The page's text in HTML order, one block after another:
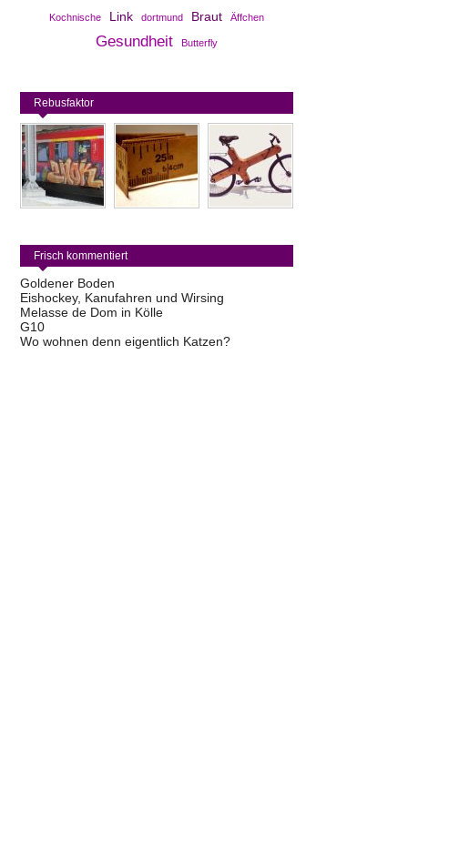
Kochnische Link dortmund Braut Äffchen
Gesundheit Butterfly
Rebusfaktor
Frisch kommentiert
Goldener Boden
Eishockey, Kanufahren und Wirsing
Melasse de Dom in Kölle
G10
Wo wohnen denn eigentlich Katzen?